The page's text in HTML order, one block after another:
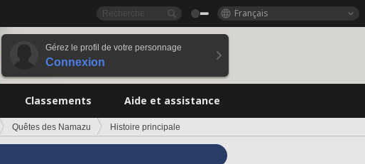
Français
Gérez le profil de votre personnage
Connexion
Classements Aide et assistance
Quêtes des Namazu Histoire principale